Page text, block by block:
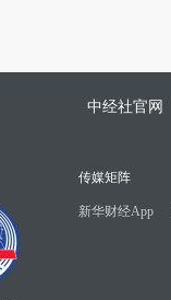
中经社官网
传媒矩阵
新华财经App